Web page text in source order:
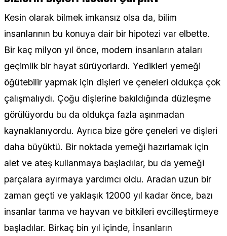
Kesin olarak bilmek imkansız olsa da, bilim
insanlarının bu konuya dair bir hipotezi var elbette.
Bir kaç milyon yıl önce, modern insanların ataları
geçimlik bir hayat sürüyorlardı. Yedikleri yemeği
öğütebilir yapmak için dişleri ve çeneleri oldukça çok
çalışmalıydı. Çoğu dişlerine bakıldığında düzleşme
görülüyordu bu da oldukça fazla aşınmadan
kaynaklanıyordu. Ayrıca bize göre çeneleri ve dişleri
daha büyüktü. Bir noktada yemeği hazırlamak için
alet ve ateş kullanmaya başladılar, bu da yemeği
parçalara ayırmaya yardımcı oldu. Aradan uzun bir
zaman geçti ve yaklaşık 12000 yıl kadar önce, bazı
insanlar tarıma ve hayvan ve bitkileri evcilleştirmeye
başladılar. Birkaç bin yıl içinde, İnsanların